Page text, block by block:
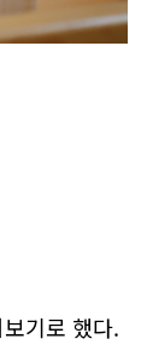
기로 했다.